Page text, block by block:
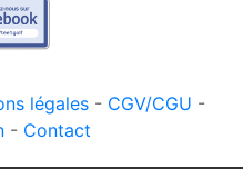
légales - CGV/CGU -
- Contact